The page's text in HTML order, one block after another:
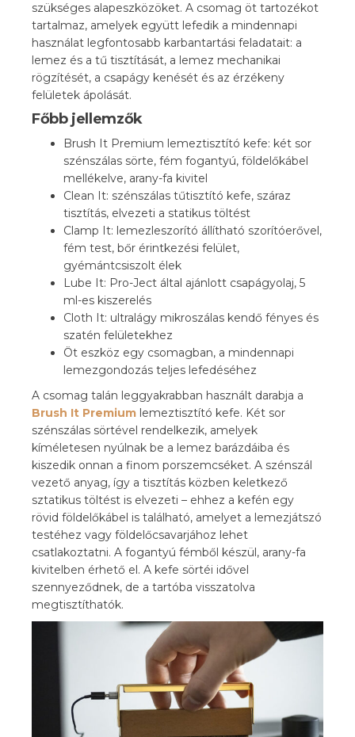
szükséges alapeszközöket. A csomag öt tartozékot
tartalmaz, amelyek együtt lefedik a mindennapi
használat legfontosabb karbantartási feladatait: a
lemez és a tű tisztítását, a lemez mechanikai
rögzítését, a csapágy kenését és az érzékeny
felületek ápolását.
Főbb jellemzők
Brush It Premium lemeztisztító kefe: két sor
szénszálas sörte, fém fogantyú, földelőkábel
mellékelve, arany-fa kivitel
Clean It: szénszálas tűtisztító kefe, száraz
tisztítás, elvezeti a statikus töltést
Clamp It: lemezleszorító állítható szorítóerővel,
fém test, bőr érintkezési felület,
gyémántcsiszolt élek
Lube It: Pro-Ject által ajánlott csapágyolaj, 5
ml-es kiszerelés
Cloth It: ultralágy mikroszálas kendő fényes és
szatén felületekhez
Öt eszköz egy csomagban, a mindennapi
lemezgondozás teljes lefedéséhez
A csomag talán leggyakrabban használt darabja a
Brush It Premium lemeztisztító kefe. Két sor
szénszálas sörtével rendelkezik, amelyek
kíméletesen nyúlnak be a lemez barázdáiba és
kiszedik onnan a finom porszemcséket. A szénszál
vezető anyag, így a tisztítás közben keletkező
sztatikus töltést is elvezeti – ehhez a kefén egy
rövid földelőkábel is található, amelyet a lemezjátszó
testéhez vagy földelőcsavarjához lehet
csatlakoztatni. A fogantyú fémből készül, arany-fa
kivitelben érhető el. A kefe sörtéi idővel
szennyeződnek, de a tartóba visszatolva
megtisztíthatók.